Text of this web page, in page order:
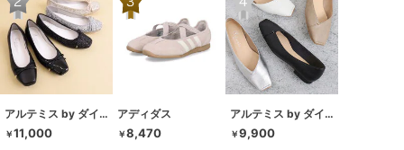
アルテミス by ダイアナ
￥11,000
アディダス
￥8,470
アルテミス by ダイアナ
￥9,900